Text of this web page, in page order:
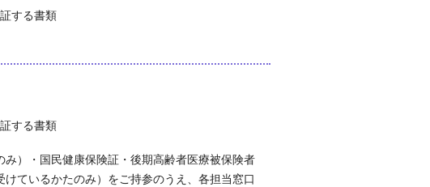
する書類
する書類
）・国民健康保険証・後期高齢者医療被保険者
ているかたのみ）をご持参のうえ、各担当窓口